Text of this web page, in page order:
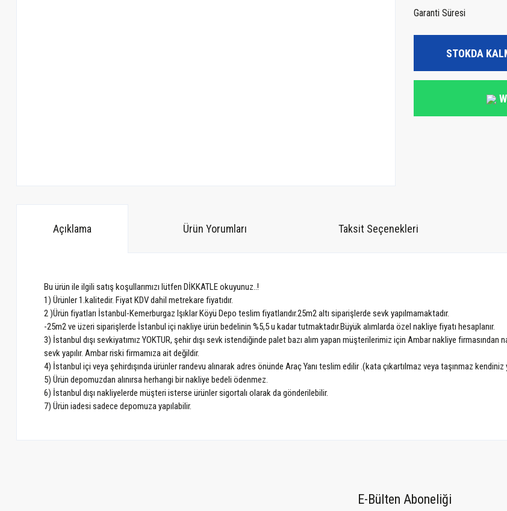
Garanti Süresi
STOKDA
Açıklama Ürün Yorumları Taksit Seçenekleri
Bu ürün ile ilgili satış koşullarımızı lütfen DİKKATLE okuyunuz..!
1) Ürünler 1.kalitedir. Fiyat KDV dahil metrekare fiyatıdır.
2 )Ürün fiyatları İstanbul-Kemerburgaz Işıklar Köyü Depo teslim fiyatlarıdır.25m2 altı siparişlerde sevk yapılmamaktadır.
-25m2 ve üzeri siparişlerde İstanbul içi nakliye ürün bedelinin %5,5 u kadar tutmaktadır.Büyük alımlarda özel nakliye fiyatı hesaplanır.
3) İstanbul dışı sevkiyatımız YOKTUR, şehir dışı sevk istendiğinde palet bazı alım yapan müşterilerimiz için Ambar nakliye firmasından
sevk yapılır. Ambar riski firmamıza ait değildir.
4) İstanbul içi veya şehirdışında ürünler randevu alınarak adres önünde Araç Yanı teslim edilir .(kata çıkartılmaz veya taşınmaz kendiniz
5) Ürün depomuzdan alınırsa herhangi bir nakliye bedeli ödenmez.
6) İstanbul dışı nakliyelerde müşteri isterse ürünler sigortalı olarak da gönderilebilir.
7) Ürün iadesi sadece depomuza yapılabilir.
Bu ürüne ilk yorumu siz yapın!
E-Bülten Aboneliği